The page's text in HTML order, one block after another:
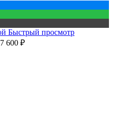
Быстрый просмотр
7 600 ₽